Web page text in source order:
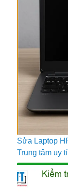
Sửa Laptop
Trung tâm uy